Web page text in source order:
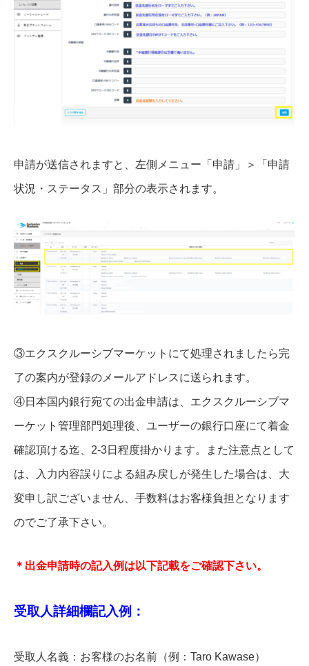
申請が送信されますと、左側メニュー「申請」＞「申請
状況・ステータス」部分の表示されます。
③エクスクルーシブマーケットにて処理されましたら完
了の案内が登録のメールアドレスに送られます。
④日本国内銀行宛ての出金申請は、エクスクルーシブマ
ーケット管理部門処理後、ユーザーの銀行口座にて着金
確認頂ける迄、2-3日程度掛かります。また注意点として
は、入力内容誤りによる組み戻しが発生した場合は、大
変申し訳ございません、手数料はお客様負担となります
のでご了承下さい。
＊出金申請時の記入例は以下記載をご確認下さい。
受取人詳細欄記入例：
受取人名義：お客様のお名前（例：Taro Kawase）